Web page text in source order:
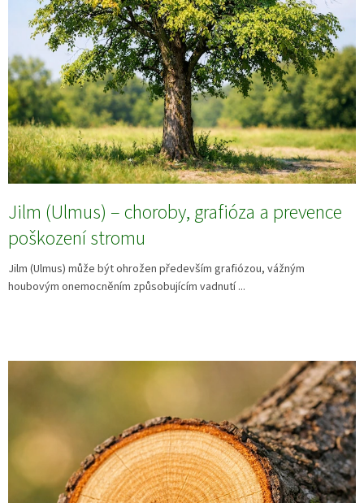
Jilm (Ulmus) – choroby, grafióza a prevence
poškození stromu
Jilm (Ulmus) může být ohrožen především grafiózou, vážným
houbovým onemocněním způsobujícím vadnutí ...